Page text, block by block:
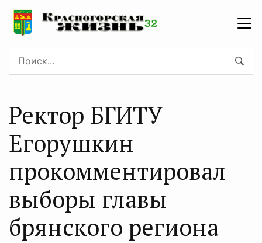
Ректор БГИТУ
Егорушкин
прокомментировал
выборы главы
брянского региона